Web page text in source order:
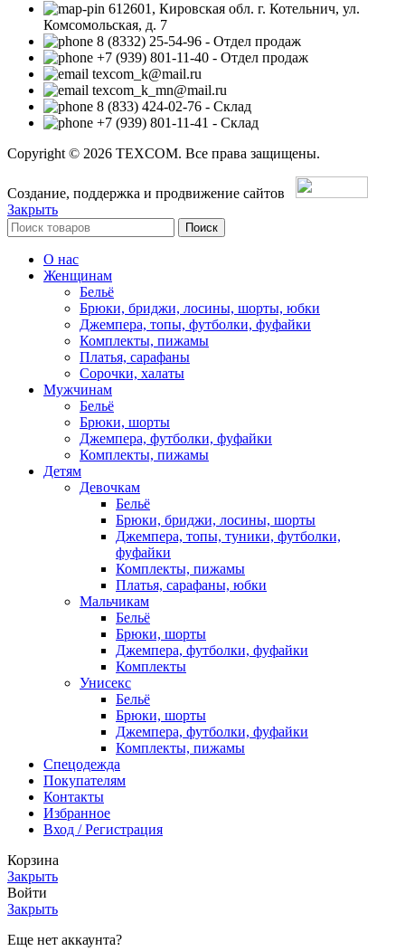
612601, Кировская обл. г. Котельнич, ул.
Комсомольская, д. 7
8 (8332) 25-54-96 - Отдел продаж
+7 (939) 801-11-40 - Отдел продаж
texcom_k@mail.ru
texcom_k_mn@mail.ru
8 (833) 424-02-76 - Склад
+7 (939) 801-11-41 - Склад
Copyright © 2026 TEXCOM. Все права защищены.
Создание, поддержка и продвижение сайтов
Закрыть
Поиск
О нас
Женщинам
Бельё
Брюки, бриджи, лосины, шорты, юбки
Джемпера, топы, футболки, фуфайки
Комплекты, пижамы
Платья, сарафаны
Сорочки, халаты
Мужчинам
Бельё
Брюки, шорты
Джемпера, футболки, фуфайки
Комплекты, пижамы
Детям
Девочкам
Бельё
Брюки, бриджи, лосины, шорты
Джемпера, топы, туники, футболки,
фуфайки
Комплекты, пижамы
Платья, сарафаны, юбки
Мальчикам
Бельё
Брюки, шорты
Джемпера, футболки, фуфайки
Комплекты
Унисекс
Бельё
Брюки, шорты
Джемпера, футболки, фуфайки
Комплекты, пижамы
Спецодежда
Покупателям
Контакты
Избранное
Вход / Регистрация
Корзина
Закрыть
Войти
Закрыть
Еще нет аккаунта?